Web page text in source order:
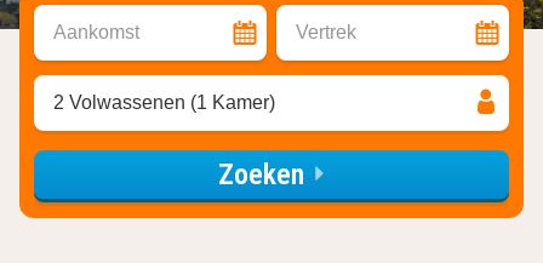
Aankomst Vertrek
2 Volwassenen (1 Kamer)
Zoeken